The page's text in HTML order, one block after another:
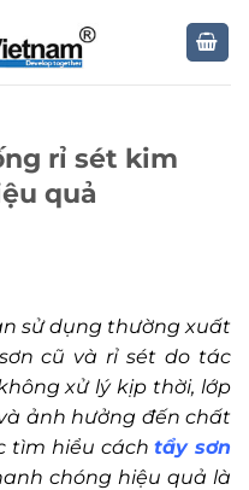
rỉ sét kim
quả
sử dụng thường xuất
cũ và rỉ sét do tác
xử lý kịp thời, lớp
ảnh hưởng đến chất
tìm hiểu cáchtẩy sơn
chóng hiệu quả là